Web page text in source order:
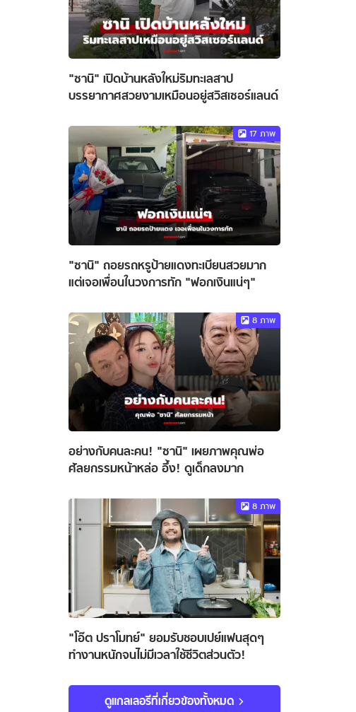
"ซานิ" เปิดบ้านหลังใหม่ริมทะเลสาป
บรรยากาศสวยงามเหมือนอยู่สวิสเซอร์แลนด์
17 ภาพ
"ซานิ" ถอยรถหรูป้ายแดงทะเบียนสวยมาก
แต่เจอเพื่อนในวงการทัก "ฟอกเงินแน่ๆ"
8 ภาพ
อย่างกับคนละคน! "ซานิ" เผยภาพคุณพ่อ
ศัลยกรรมหน้าหล่อ อึ้ง! ดูเด็กลงมาก
8 ภาพ
"โอ๊ต ปราโมทย์" ยอมรับชอบเปย์แฟนสุดๆ
ทำงานหนักจนไม่มีเวลาใช้ชีวิตส่วนตัว!
ดูแกลเลอรีที่เกี่ยวข้องทั้งหมด